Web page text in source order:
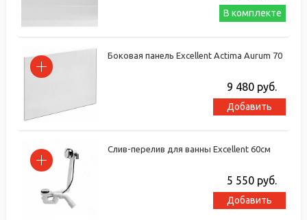
В комплекте
Боковая панель Excellent Actima Aurum 70
9 480руб.
Добавить
Слив-перелив для ванны Excellent 60см
5 550руб.
Добавить